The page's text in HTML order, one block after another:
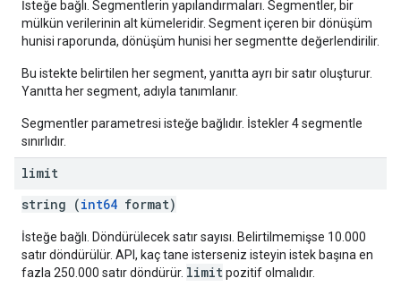
İsteğe bağlı. Segmentlerin yapılandırmaları. Segmentler, bir
mülkün verilerinin alt kümeleridir. Segment içeren bir dönüşüm
hunisi raporunda, dönüşüm hunisi her segmentte değerlendirilir.
Bu istekte belirtilen her segment, yanıtta ayrı bir satır oluşturur.
Yanıtta her segment, adıyla tanımlanır.
Segmentler parametresi isteğe bağlıdır. İstekler 4 segmentle
sınırlıdır.
limit
string (int64 format)
İsteğe bağlı. Döndürülecek satır sayısı. Belirtilmemişse 10.000
satır döndürülür. API, kaç tane isterseniz isteyin istek başına en
fazla 250.000 satır döndürür. limitpozitif olmalıdır.